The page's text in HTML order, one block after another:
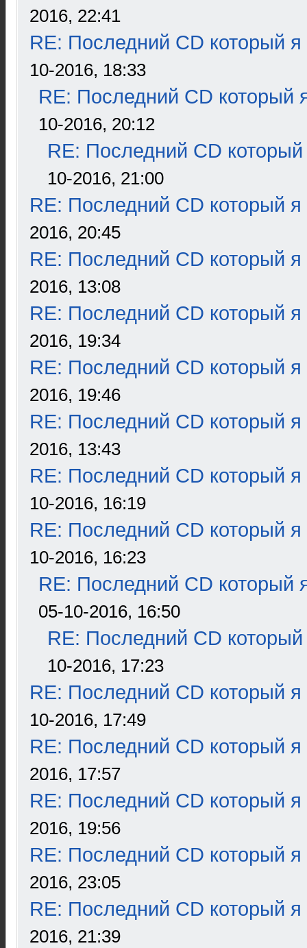
2016, 22:41
RE: Последний CD который я
10-2016, 18:33
RE: Последний CD который
10-2016, 20:12
RE: Последний CD который
10-2016, 21:00
RE: Последний CD который я
2016, 20:45
RE: Последний CD который я
2016, 13:08
RE: Последний CD который я
2016, 19:34
RE: Последний CD который я
2016, 19:46
RE: Последний CD который я
2016, 13:43
RE: Последний CD который я
10-2016, 16:19
RE: Последний CD который я
10-2016, 16:23
RE: Последний CD который
05-10-2016, 16:50
RE: Последний CD который
10-2016, 17:23
RE: Последний CD который я
10-2016, 17:49
RE: Последний CD который я
2016, 17:57
RE: Последний CD который я
2016, 19:56
RE: Последний CD который я
2016, 23:05
RE: Последний CD который я
2016, 21:39